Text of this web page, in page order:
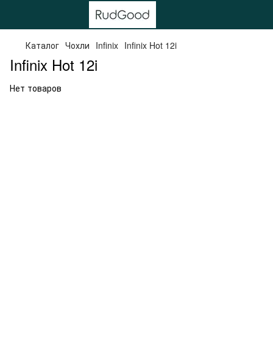
Каталог Чохли Infinix Infinix Hot 12i
Infinix Hot 12i
Нет товаров